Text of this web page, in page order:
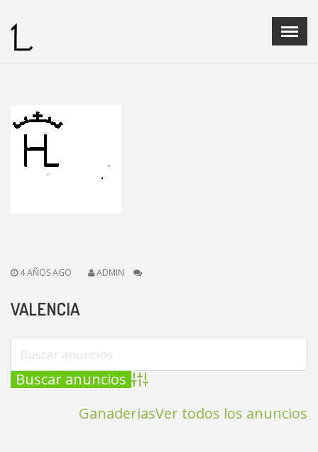
X
4 AÑOS AGO ADMIN
VALENCIA
Búsqueda avanzada
GanaderiasVer todos los anuncios